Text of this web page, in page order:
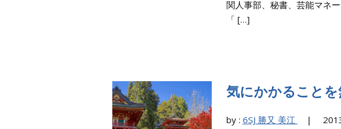
関人事部、秘書、芸能マネ
「 […]
気にかかること
by : 6SJ 勝又 美江 |